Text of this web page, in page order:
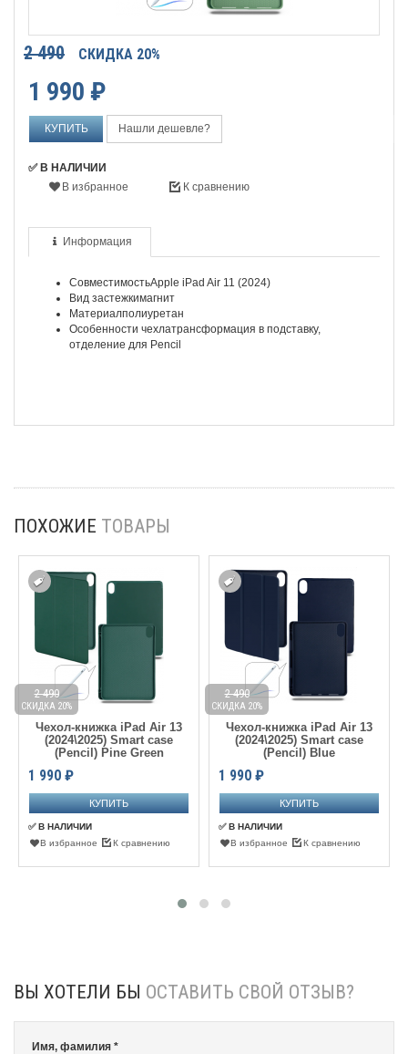
2 490 СКИДКА 20%
1 990 ₽
Нашли дешевле?
✅ В НАЛИЧИИ
В избранное
К сравнению
Информация
СовместимостьApple iPad Air 11 (2024)
Вид застежкимагнит
Материалполиуретан
Особенности чехлатрансформация в подставку,
отделение для Pencil
ПОХОЖИЕ ТОВАРЫ
Чехол-книжка iPad Air 13
(2024\2025) Smart case
(Pencil) Pine Green
1 990 ₽
2 490
СКИДКА 20%
✅ В НАЛИЧИИ
В избранное
К сравнению
Чехол-книжка iPad Air 13
(2024\2025) Smart case
(Pencil) Blue
1 990 ₽
2 490
СКИДКА 20%
✅ В НАЛИЧИИ
В избранное
К сравнению
ВЫ ХОТЕЛИ БЫ ОСТАВИТЬ СВОЙ ОТЗЫВ?
Имя, фамилия *